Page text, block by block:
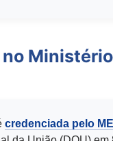
credenciada pelo